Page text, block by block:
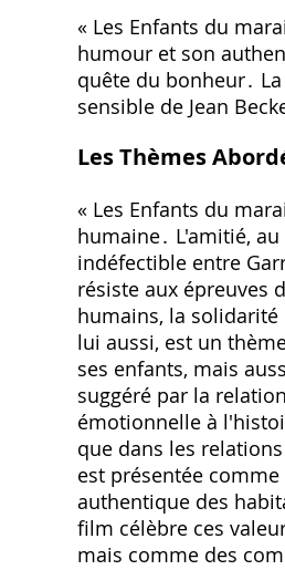
« Les Enfants du
humour et son
quête du bonheur․
sensible de Jean
Les Thèmes
« Les Enfants du
humaine․ L'amitié‚
indéfectible entre
résiste aux épreuves
humains‚ la
lui aussi‚ est un
ses enfants‚ mais
suggéré par la
émotionnelle à
que dans les
est présentée
authentique des
film célèbre ces
mais comme des